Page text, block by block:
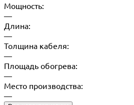
Мощность:
—
Длина:
—
Толщина кабеля:
—
Площадь обогрева:
—
Место производства:
—